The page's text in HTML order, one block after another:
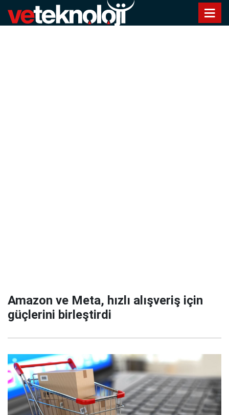
Amazon ve Meta, hızlı alışveriş için
güçlerini birleştirdi